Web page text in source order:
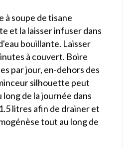
à soupe de tisane
et la laisser infuser dans
bouillante. Laisser
à couvert. Boire
par jour, en-dehors des
silhouette peut
de la journée dans
litres afin de drainer et
tout au long de